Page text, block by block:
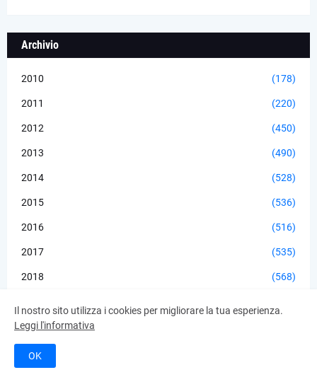
Archivio
2010 (178)
2011 (220)
2012 (450)
2013 (490)
2014 (528)
2015 (536)
2016 (516)
2017 (535)
2018 (568)
2020
2021
Il nostro sito utilizza i cookies per migliorare la tua esperienza.
Leggi l'informativa
OK